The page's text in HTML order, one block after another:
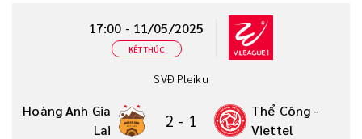
17:00 - 11/05/2025
KẾT THÚC
SVĐ Pleiku
Hoàng Anh Gia
Lai
2 - 1
Thể Công -
Viettel